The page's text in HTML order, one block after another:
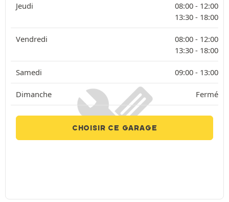
Jeudi 08:00 - 12:00
13:30 - 18:00
Vendredi 08:00 - 12:00
13:30 - 18:00
Samedi 09:00 - 13:00
Dimanche Fermé
CHOISIR CE GARAGE